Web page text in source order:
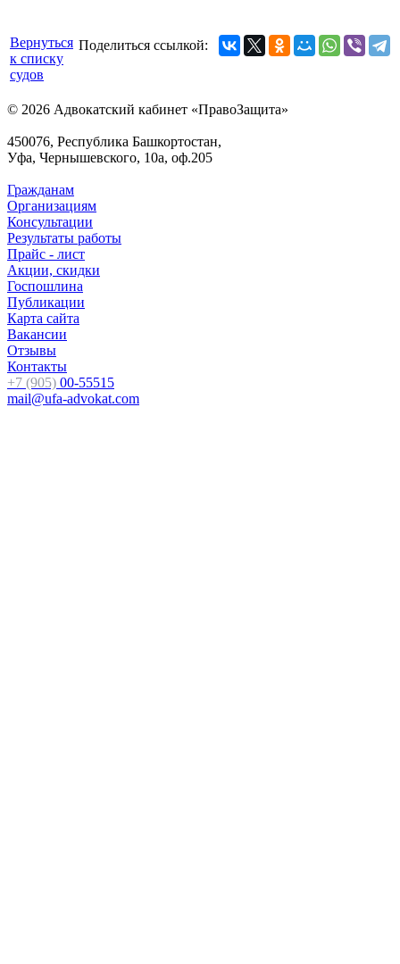
Поделиться ссылкой:
Вернуться
к списку
судов
© 2026 Адвокатский кабинет «ПравоЗащита»
450076, Республика Башкортостан,
Уфа, Чернышевского, 10а, оф.205
Гражданам
Организациям
Консультации
Результаты работы
Прайс - лист
Акции, скидки
Госпошлина
Публикации
Карта сайта
Вакансии
Отзывы
Контакты
+7 (905) 00-55515
mail@ufa-advokat.com